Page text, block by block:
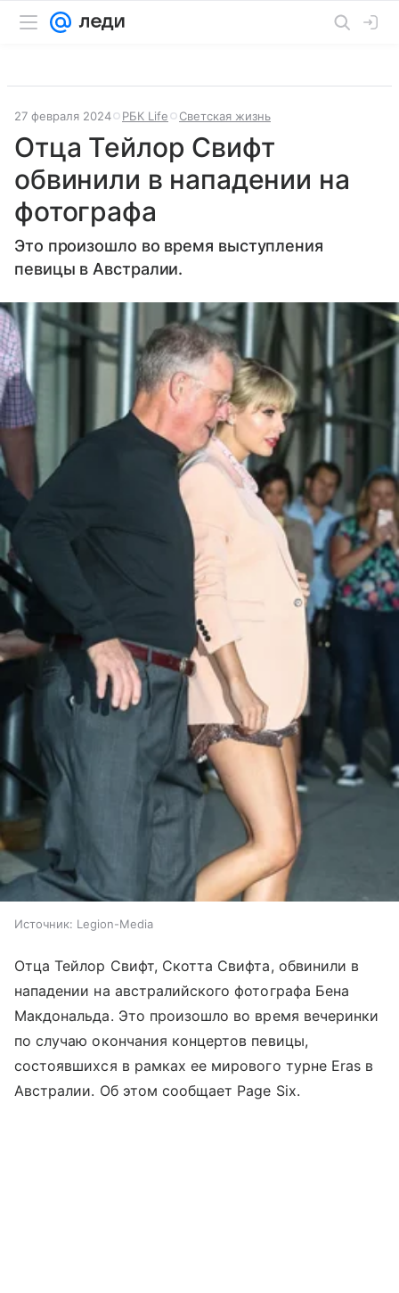
27 февраля 2024 РБК Life Светская жизнь
Отца Тейлор Свифт
обвинили в нападении на
фотографа
Это произошло во время выступления
певицы в Австралии.
Источник: Legion-Media
Отца Тейлор Свифт, Скотта Свифта, обвинили в
нападении на австралийского фотографа Бена
Макдональда. Это произошло во время вечеринки
по случаю окончания концертов певицы,
состоявшихся в рамках ее мирового турне Eras в
Австралии. Об этом сообщает Page Six.